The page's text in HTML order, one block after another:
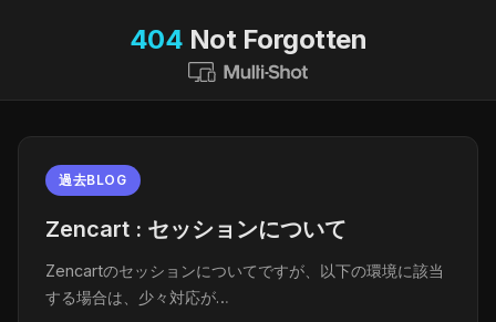
404 Not Forgotten
過去BLOG
Zencart : セッションについて
Zencartのセッションについてですが、以下の環境に該当
する場合は、少々対応が…